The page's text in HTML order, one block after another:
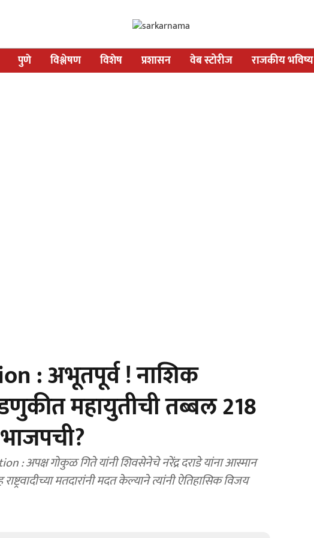
पुणे विश्लेषण विशेष प्रशासन वेब स्टोरीज राजकीय भविष्य
: अभूतपूर्व ! नाशिक
महायुतीची तब्बल 218
: अपक्ष गोकुळ गिते यांनी शिवसेनेचे नरेंद्र दराडे यांना आस्मान
मतदारांनी मदत केल्याने त्यांनी ऐतिहासिक विजय